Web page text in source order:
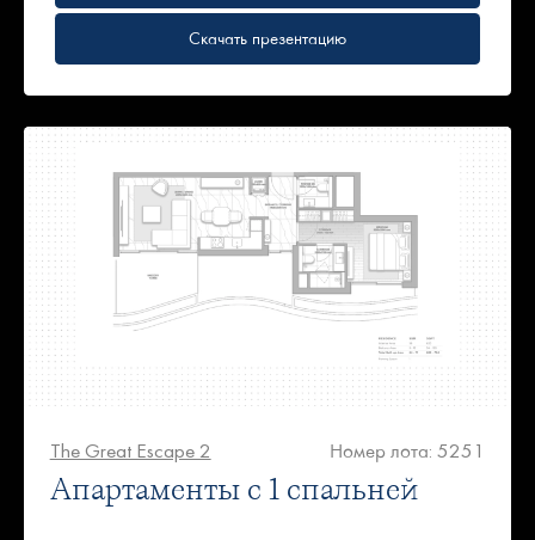
Скачать презентацию
The Great Escape 2 Номер лота: 5251
Апартаменты с 1 спальней